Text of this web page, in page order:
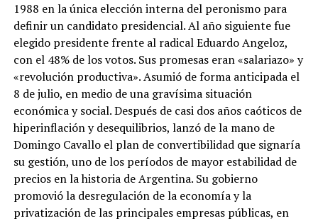
1988 en la única elección interna del peronismo para
definir un candidato presidencial. Al año siguiente fue
elegido presidente frente al radical Eduardo Angeloz,
con el 48% de los votos. Sus promesas eran «salariazo» y
«revolución productiva». Asumió de forma anticipada el
8 de julio, en medio de una gravísima situación
económica y social. Después de casi dos años caóticos de
hiperinflación y desequilibrios, lanzó de la mano de
Domingo Cavallo el plan de convertibilidad que signaría
su gestión, uno de los períodos de mayor estabilidad de
precios en la historia de Argentina. Su gobierno
promovió la desregulación de la economía y la
privatización de las principales empresas públicas, en